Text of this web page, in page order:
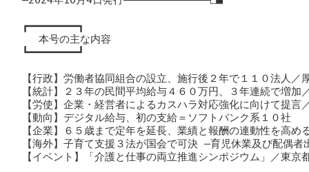
┏━━━━━━━━┓
本号の主な内容
┗━━━━━━━━┛
【行政】労働者協同組合の設立、施行後２年で１１０法人／
【統計】２３年の民間平均給与４６０万円、３年連続で増加
【労使】企業・経営者によるカスハラ対応強化に向けて提言
【動向】デジタル給与、初の支給＝ソフトバンク系１０社
【企業】６５歳まで定年を延長、業績と報酬の連動性を高め
【海外】子育て支援３法が国会で可決 ―育児休業及び配偶
【イベント】「介護と仕事の両立推進シンポジウム」／東京